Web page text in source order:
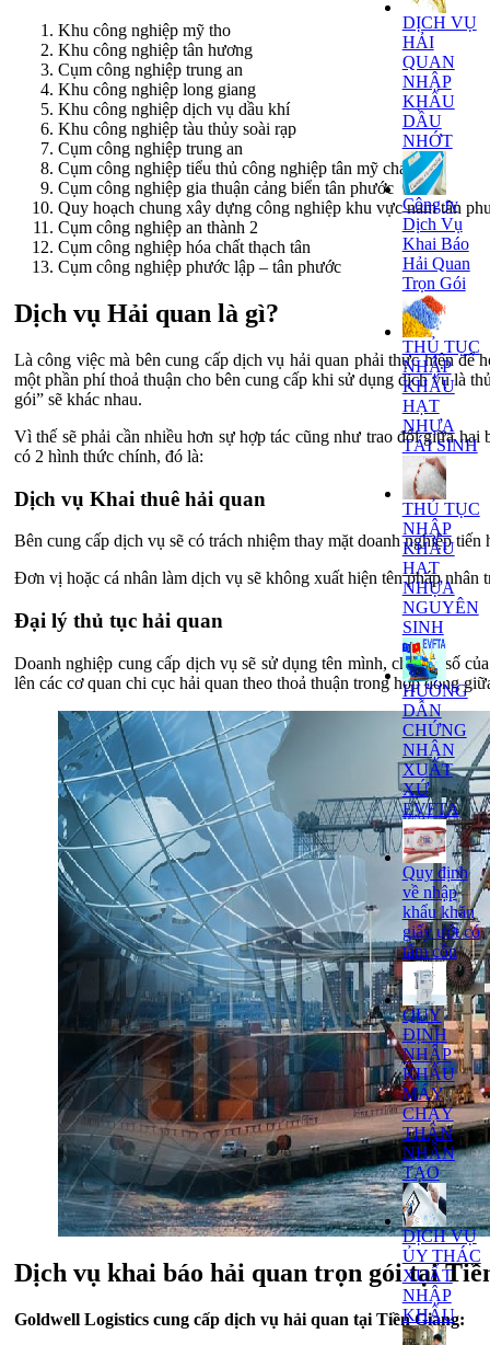
Khu công nghiệp mỹ tho
Khu công nghiệp tân hương
Cụm công nghiệp trung an
Khu công nghiệp long giang
Khu công nghiệp dịch vụ dầu khí
Khu công nghiệp tàu thủy soài rạp
Cụm công nghiệp trung an
Cụm công nghiệp tiểu thủ công nghiệp tân mỹ chánh
Cụm công nghiệp gia thuận cảng biển tân phước
Quy hoạch chung xây dựng công nghiệp khu vực nam tân
Cụm công nghiệp an thành 2
Cụm công nghiệp hóa chất thạch tân
Cụm công nghiệp phước lập – tân phước
Dịch vụ Hải quan là gì?
Là công việc mà bên cung cấp dịch vụ hải quan phải thực hiện để
một phần phí thoả thuận cho bên cung cấp khi sử dụng dịch vụ là
gói” sẽ khác nhau.
Vì thế sẽ phải cần nhiều hơn sự hợp tác cũng như trao đổi giữa
có 2 hình thức chính, đó là:
Dịch vụ Khai thuê hải quan
Bên cung cấp dịch vụ sẽ có trách nhiệm thay mặt doanh nghiệp
Đơn vị hoặc cá nhân làm dịch vụ sẽ không xuất hiện tên pháp nhân
Đại lý thủ tục hải quan
Doanh nghiệp cung cấp dịch vụ sẽ sử dụng tên mình, chữ ký số
lên các cơ quan chi cục hải quan theo thoả thuận trong hợp đồng
Dịch vụ khai báo hải quan trọn gói tại
Goldwell Logistics cung cấp dịch vụ hải quan tại Tiền Giang:
DỊCH VỤ
HẢI
QUAN
NHẬP
KHẨU
DẦU
NHỚT
Công ty
Dịch Vụ
Khai Báo
Hải Quan
Trọn Gói
THỦ TỤC
NHẬP
KHẨU
HẠT
NHỰA
TÁI SINH
THỦ TỤC
NHẬP
KHẨU
HẠT
NHỰA
NGUYÊN
SINH
HƯỚNG
DẪN
CHỨNG
NHẬN
XUẤT
XỨ
EVFTA
Quy định
về nhập
khẩu khăn
giấy ướt có
tẩm cồn
QUY
ĐỊNH
NHẬP
KHẨU
MÁY
CHẠY
THẬN
NHÂN
TẠO
DỊCH VỤ
ỦY THÁC
XUẤT
NHẬP
KHẨU